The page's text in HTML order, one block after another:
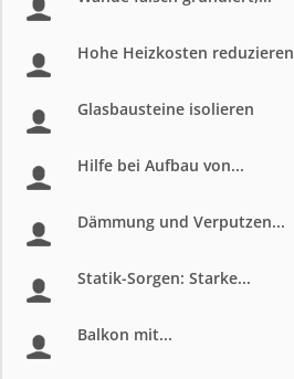
Hohe Heizkosten reduzieren
Glasbausteine isolieren
Hilfe bei Aufbau von...
Dämmung und Verputzen...
Statik-Sorgen: Starke...
Balkon mit...